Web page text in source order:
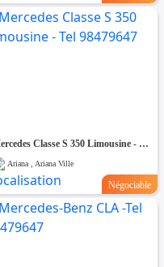
Mercedes Classe S 350 Limousine - Tel 98479647
Ariana , Ariana Ville
Négociable